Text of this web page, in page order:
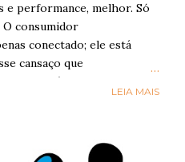
e performance, melhor. Só
consumidor
conectado; ele está
cansaço que o reset
à exaustão
por anos de
como ferramentas de
LEIA MAIS